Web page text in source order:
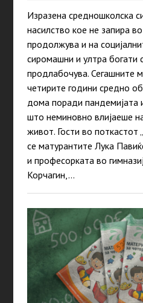
Изразена средношколска
насилство кое не запира
продолжува и на
сиромашни и ултра богати
продлабочува. Сегашните
четирите години средно
дома поради пандемијата
што неминовно влијаеше
живот. Гости во поткастот
се матурантите Лука
и професорката во
Корчагин,…